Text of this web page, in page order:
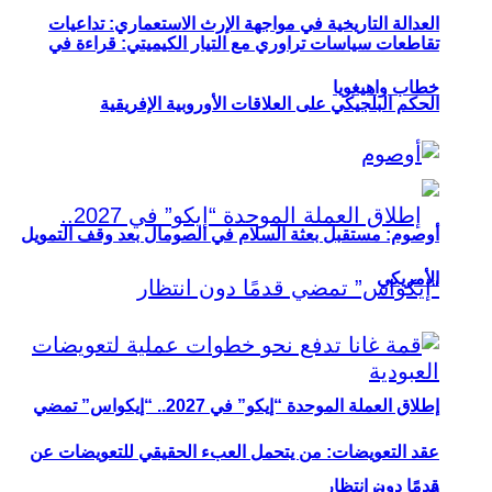
العدالة التاريخية في مواجهة الإرث الاستعماري: تداعيات
الحكم البلجيكي على العلاقات الأوروبية الإفريقية
إطلاق العملة الموحدة “إيكو” في 2027.. “إيكواس” تمضي
قدمًا دون انتظار
تقاطعات سياسات تراوري مع التيار الكيميتي: قراءة في
خطاب واهيغويا
أوصوم: مستقبل بعثة السلام في الصومال بعد وقف التمويل
الأمريكي
عقد التعويضات: من يتحمل العبء الحقيقي للتعويضات عن